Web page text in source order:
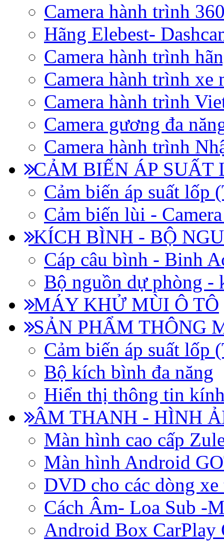
Camera hành trình
Hãng Elebest-
Camera hành trình
Camera hành trình xe
Camera hành trình
Camera gương đa
Camera hành trình
CẢM BIẾN ÁP SUẤT
Cảm biến áp suất lốp
Cảm biến lùi -
KÍCH BÌNH - BỘ
Cáp câu bình - Binh
Bộ nguồn dự phòng -
MÁY KHỬ MÙI Ô TÔ
SẢN PHẨM THÔNG
Cảm biến áp suất lốp
Bộ kích bình đa năng
Hiển thị thông tin
ÂM THANH - HÌNH
Màn hình cao cấp
Màn hình Android
DVD cho các dòng
Cách Âm- Loa Sub -
Android Box CarPlay